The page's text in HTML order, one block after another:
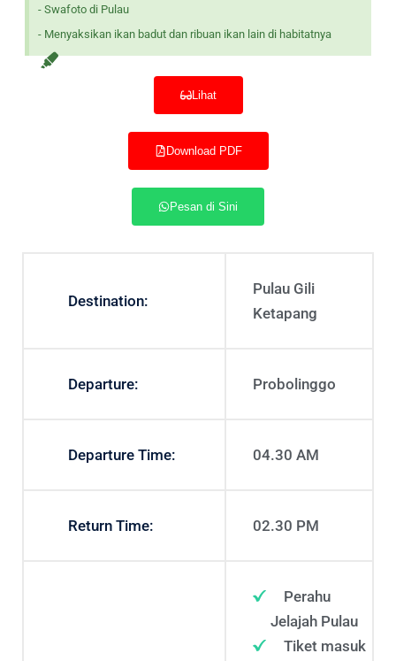
- Swafoto di Pulau
- Menyaksikan ikan badut dan ribuan ikan lain di habitatnya
Lihat
Download PDF
Pesan di Sini
Destination:
Pulau Gili
Ketapang
Departure: Probolinggo
Departure Time: 04.30 AM
Return Time: 02.30 PM
Perahu
Jelajah Pulau
Tiket masuk